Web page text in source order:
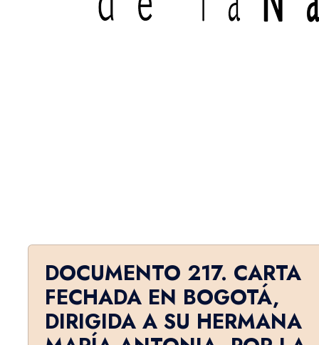
DOCUMENTO 217. CARTA
FECHADA EN BOGOTÁ,
DIRIGIDA A SU HER­MANA